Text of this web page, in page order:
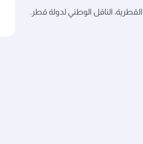
الناقل الوطني لدولة قطر.